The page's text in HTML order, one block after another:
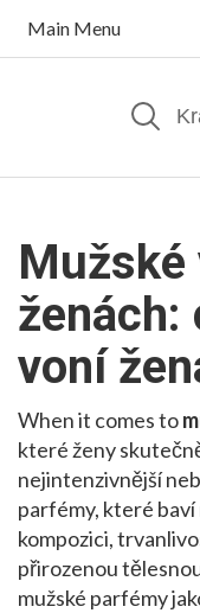
Main Menu
Mužské
ženách:
voní
When it comes to
které ženy
nejintenzivnější
parfémy, které baví
kompozici,
přirozenou
mužské parfémy